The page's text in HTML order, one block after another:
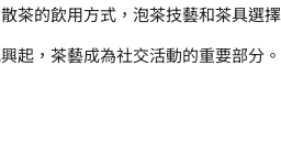
茶的飲用方式，泡茶技藝和茶具選
起，茶藝成為社交活動的重要部分。